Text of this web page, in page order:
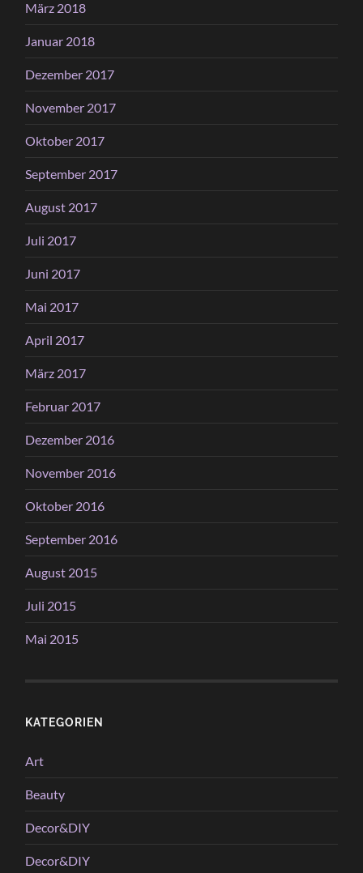
März 2018
Januar 2018
Dezember 2017
November 2017
Oktober 2017
September 2017
August 2017
Juli 2017
Juni 2017
Mai 2017
April 2017
März 2017
Februar 2017
Dezember 2016
November 2016
Oktober 2016
September 2016
August 2015
Juli 2015
Mai 2015
KATEGORIEN
Art
Beauty
Decor&DIY
Decor&DIY